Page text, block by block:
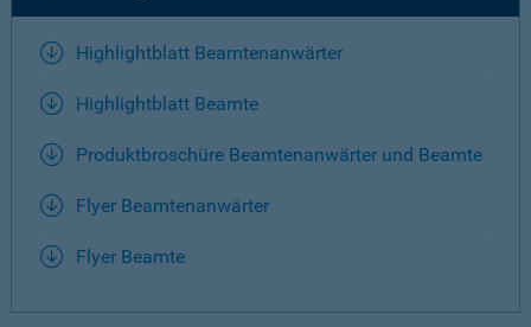
Highlightblatt Beamtenanwärter
Highlightblatt Beamte
Produktbroschüre Beamtenanwärter und Beamte
Flyer Beamtenanwärter
Flyer Beamte